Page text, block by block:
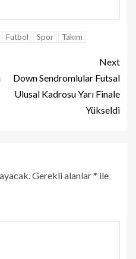
Futbol Spor Takım
Next
Down Sendromlular Futsal
Ulusal Kadrosu Yarı Finale
Yükseldi
Gerekli alanlar* ile